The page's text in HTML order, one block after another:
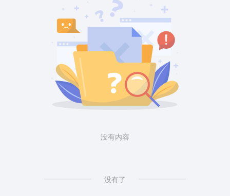
没有内容
没有了